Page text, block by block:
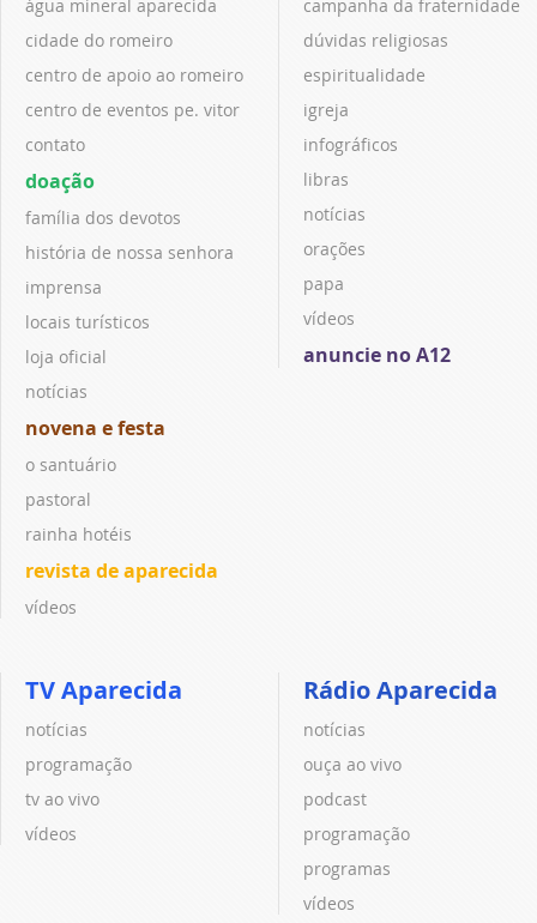
água mineral aparecida
cidade do romeiro
centro de apoio ao romeiro
centro de eventos pe. vitor
contato
doação
família dos devotos
história de nossa senhora
imprensa
locais turísticos
loja oficial
notícias
novena e festa
o santuário
pastoral
rainha hotéis
revista de aparecida
vídeos
campanha da fraternidade
dúvidas religiosas
espiritualidade
igreja
infográficos
libras
notícias
orações
papa
vídeos
anuncie no A12
TV Aparecida
notícias
programação
tv ao vivo
vídeos
Rádio Aparecida
notícias
ouça ao vivo
podcast
programação
programas
vídeos